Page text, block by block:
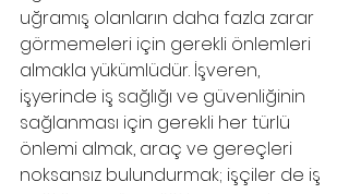
uğramış olanların daha fazla zarar
görmemeleri için gerekli önlemleri
almakla yükümlüdür. İşveren,
işyerinde iş sağlığı ve güvenliğinin
sağlanması için gerekli her türlü
önlemi almak, araç ve gereçleri
noksansız bulundurmak; işçiler de iş